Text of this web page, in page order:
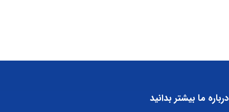
درباره ما بیشتر بدانید